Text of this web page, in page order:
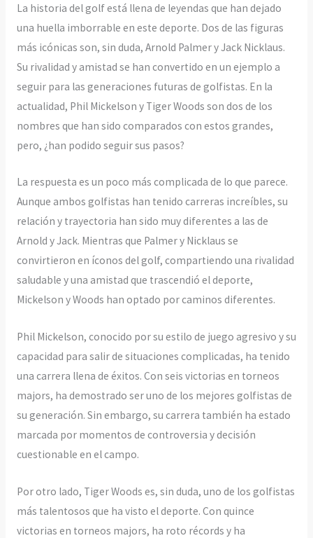
La historia del golf está llena de leyendas que han dejado
una huella imborrable en este deporte. Dos de las figuras
más icónicas son, sin duda, Arnold Palmer y Jack Nicklaus.
Su rivalidad y amistad se han convertido en un ejemplo a
seguir para las generaciones futuras de golfistas. En la
actualidad, Phil Mickelson y Tiger Woods son dos de los
nombres que han sido comparados con estos grandes,
pero, ¿han podido seguir sus pasos?
La respuesta es un poco más complicada de lo que parece.
Aunque ambos golfistas han tenido carreras increíbles, su
relación y trayectoria han sido muy diferentes a las de
Arnold y Jack. Mientras que Palmer y Nicklaus se
convirtieron en íconos del golf, compartiendo una rivalidad
saludable y una amistad que trascendió el deporte,
Mickelson y Woods han optado por caminos diferentes.
Phil Mickelson, conocido por su estilo de juego agresivo y su
capacidad para salir de situaciones complicadas, ha tenido
una carrera llena de éxitos. Con seis victorias en torneos
majors, ha demostrado ser uno de los mejores golfistas de
su generación. Sin embargo, su carrera también ha estado
marcada por momentos de controversia y decisión
cuestionable en el campo.
Por otro lado, Tiger Woods es, sin duda, uno de los golfistas
más talentosos que ha visto el deporte. Con quince
victorias en torneos majors, ha roto récords y ha